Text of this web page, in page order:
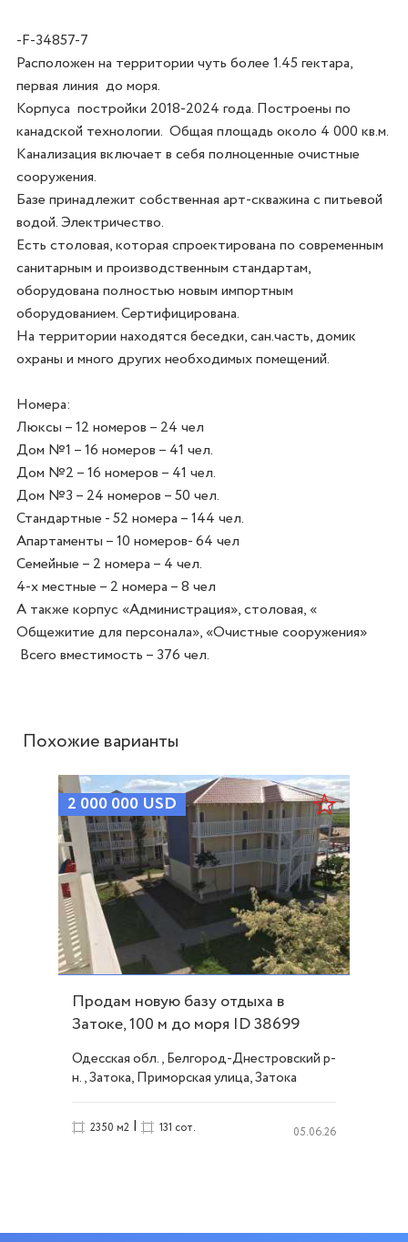
-F-34857-7
Расположен на территории чуть более 1.45 гектара,
первая линия  до моря.
Корпуса  постройки 2018-2024 года. Построены по
канадской технологии.  Общая площадь около 4 000 кв.м.
Канализация включает в себя полноценные очистные
сооружения.
Базе принадлежит собственная арт-скважина с питьевой
водой. Электричество.
Есть столовая, которая спроектирована по современным
санитарным и производственным стандартам,
оборудована полностью новым импортным
оборудованием. Сертифицирована.
На территории находятся беседки, сан.часть, домик
охраны и много других необходимых помещений.
Номера:
Люксы – 12 номеров – 24 чел
Дом №1 – 16 номеров – 41 чел.
Дом №2 – 16 номеров – 41 чел.
Дом №3 – 24 номеров – 50 чел.
Стандартные - 52 номера – 144 чел.
Апартаменты – 10 номеров- 64 чел
Семейные – 2 номера – 4 чел.
4-х местные – 2 номера – 8 чел
А также корпус «Администрация», столовая, «
Общежитие для персонала», «Очистные сооружения»
Похожие варианты
2 000 000 USD
Продам новую базу отдыха в
Затоке, 100 м до моря ID 38699
Одесская обл., Белгород-Днестровский р-
н., Затока, Приморская улица, Затока
2350 м2 | 131 сот. 05.06.26